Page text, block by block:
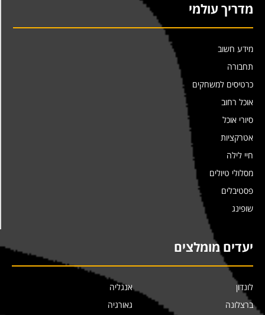
מדריך עולמי
מידע חשוב
תחבורה
כרטיסים למשחקים
אוכל רחוב
סיורי אוכל
אטרקציות
חיי לילה
מסלולי טיולים
פסטיבלים
שופינג
יעדים מומלצים
לונדון
ברצלונה
אנגליה
גאורגיה